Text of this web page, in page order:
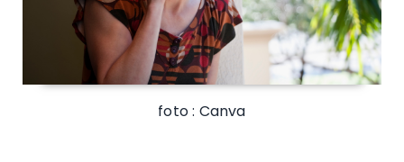
foto : Canva